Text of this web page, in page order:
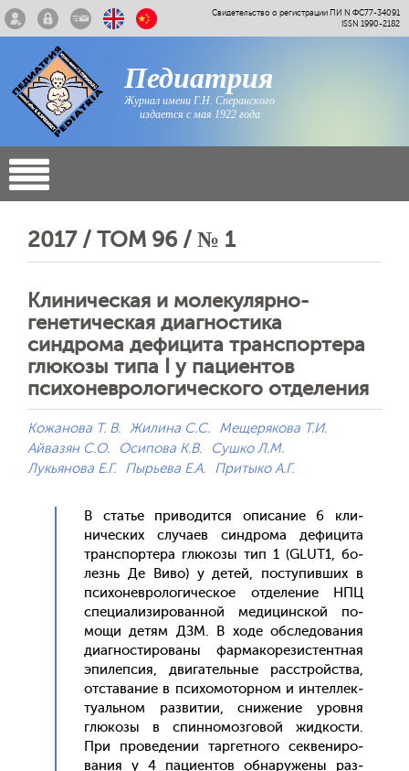
Свидетельство о регистрации ПИ N ФС77-34091
ISSN 1990-2182
Педиатрия
Журнал имени Г.Н. Сперанского
издается с мая 1922 года
2017 / ТОМ 96 / № 1
Клиническая и молекулярно-
генетическая диагностика
синдрома дефицита транспортера
глюкозы типа I у пациентов
психоневрологического отделения
Кожанова Т. В. Жилина С.С.
Мещерякова Т.И.
Айвазян С.О.
Осипова К.В.
Сушко Л.М.
Лукьянова Е.Г.
Пырьева Е.А. Притыко А.Г.
В статье при­водит­ся опи­сание 6 кли­
ничес­ких слу­ча­ев син­дро­ма де­фици­та
тран­спор­те­ра глю­козы тип 1 (GLUT1, бо­
лезнь Де Ви­во) у де­тей, пос­ту­пив­ших в
пси­хонев­ро­логи­чес­кое от­де­ление НПЦ
спе­ци­али­зиро­ван­ной ме­дицин­ской по­
мощи де­тям ДЗМ. В хо­де об­сле­дова­ния
ди­аг­ности­рова­ны фар­ма­коре­зис­тен­тная
эпи­леп­сия, дви­гатель­ные расс­трой­ства,
от­ста­вание в пси­хомо­тор­ном и ин­теллек­
ту­аль­ном раз­ви­тии, сни­жение уров­ня
глю­козы в спин­но­моз­го­вой жид­кости.
При про­веде­нии тар­гетно­го сек­ве­ниро­
вания у 4 па­ци­ен­тов об­на­руже­ны раз­